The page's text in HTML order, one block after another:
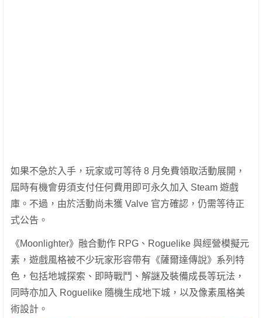
如果不急於入手，玩家或可等待 8 月免費領取活動展開，
屆時有機會毋須支付任何費用即可永久加入 Steam 遊戲
庫。不過，由於活動尚未獲 Valve 官方確認，仍需等待正
式公告。
《Moonlighter》融合動作 RPG、Roguelike 與經營模擬元
素，遊戲風格被不少玩家形容帶有《薩爾達傳說》系列特
色，包括地城探索、即時戰鬥、解謎及裝備成長等玩法，
同時亦加入 Roguelike 隨機生成地下城，以及像素風格美
術設計。